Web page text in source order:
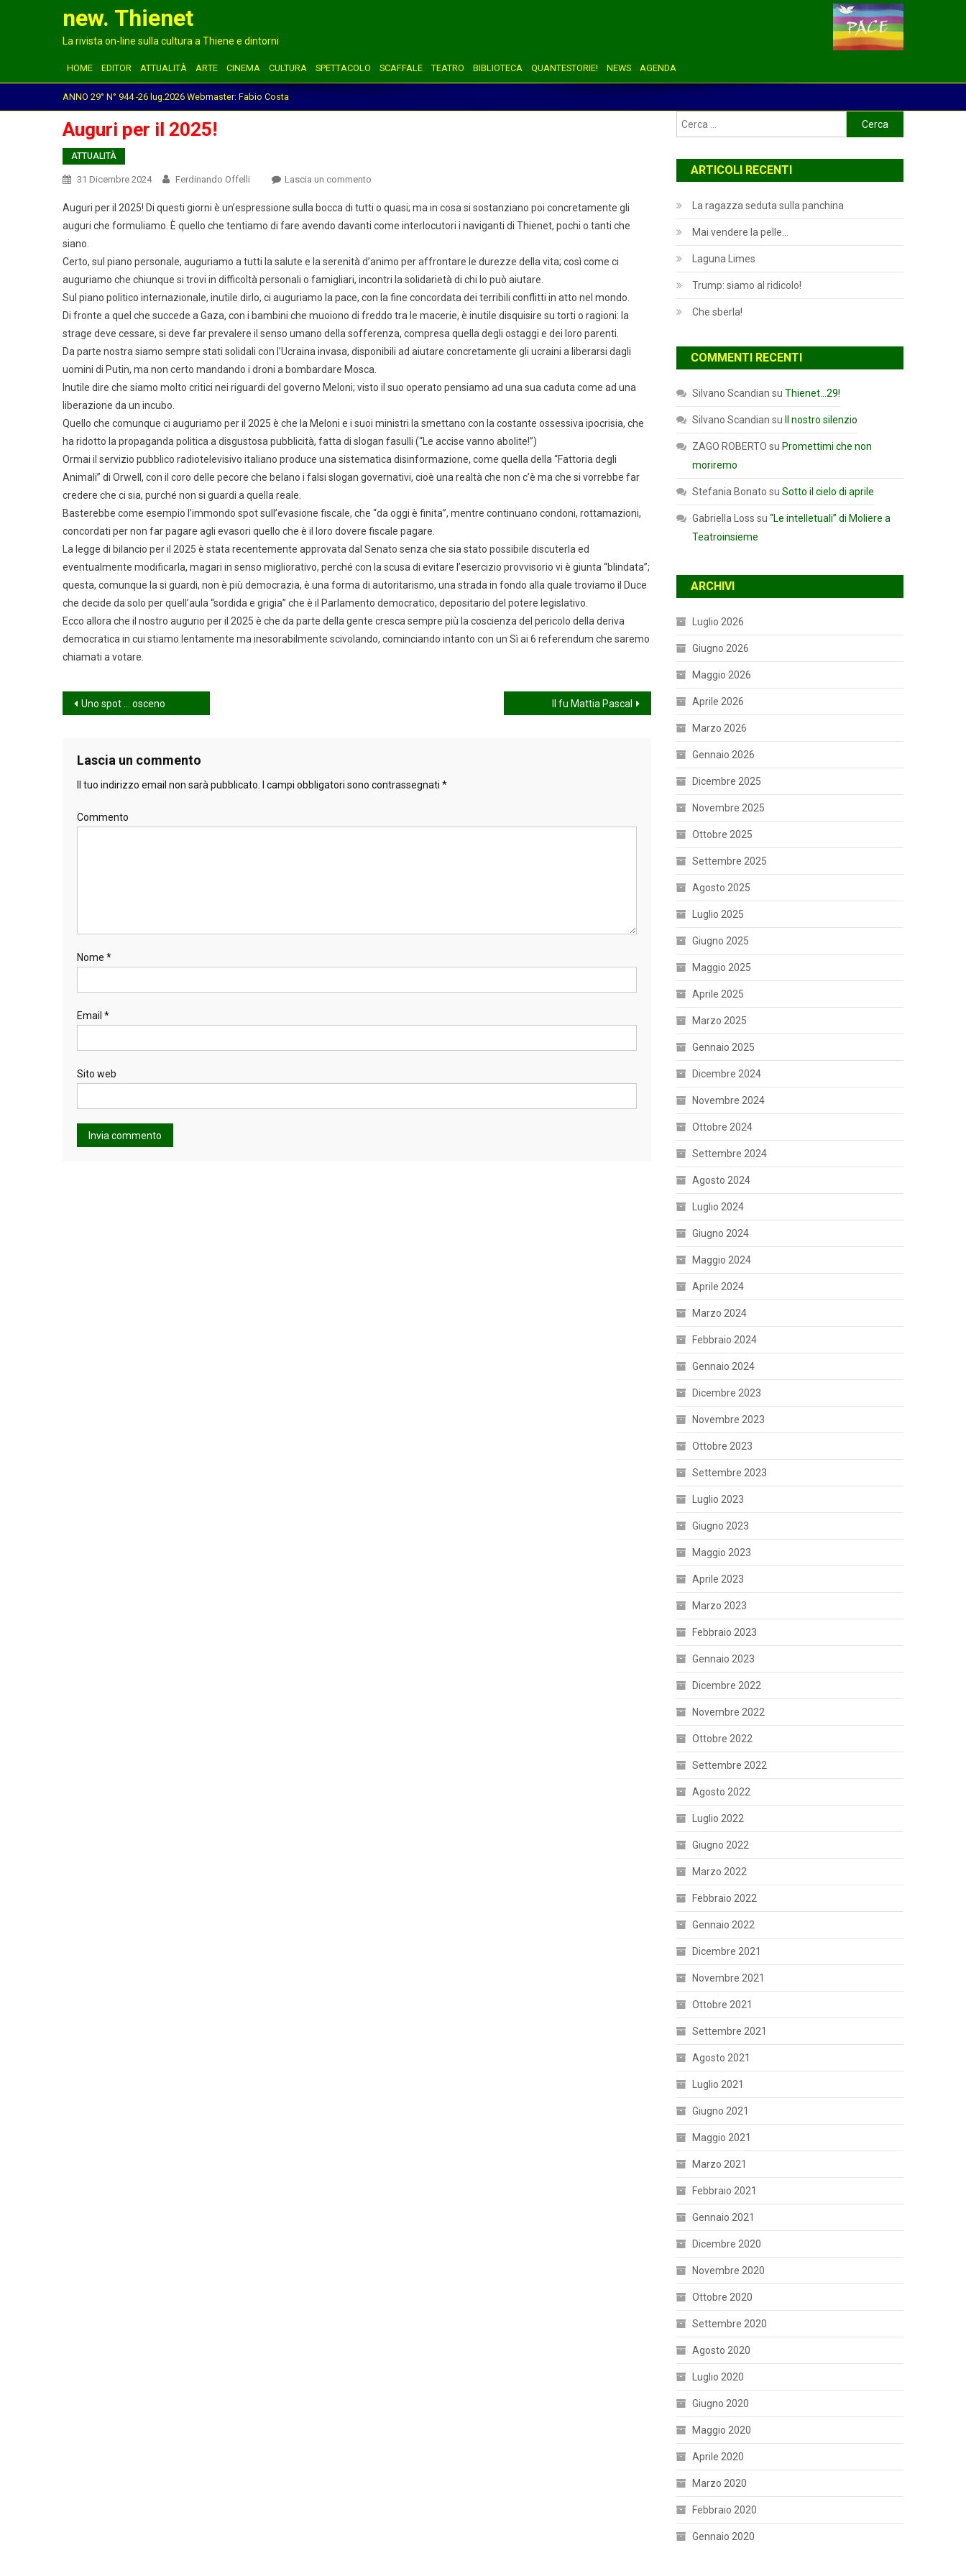
new. Thienet
La rivista on-line sulla cultura a Thiene e dintorni
HOME EDITOR ATTUALITÀ ARTE CINEMA CULTURA SPETTACOLO SCAFFALE TEATRO BIBLIOTECA QUANTESTORIE! NEWS AGENDA
ANNO 29° N° 944 -26 lug.2026 Webmaster: Fabio Costa
Auguri per il 2025!
ATTUALITÀ
31 Dicembre 2024 Ferdinando Offelli Lascia un commento
per
il
Auguri per il 2025! Di questi giorni è un’espressione sulla bocca di tutti o quasi; ma in cosa si sostanziano poi concretamente gli
auguri che formuliamo. È quello che tentiamo di fare avendo davanti come interlocutori i naviganti di Thienet, pochi o tanti che
siano.
Certo, sul piano personale, auguriamo a tutti la salute e la serenità d’animo per affrontare le durezze della vita; così come ci
auguriamo che chiunque si trovi in difficoltà personali o famigliari, incontri la solidarietà di chi lo può aiutare.
Sul piano politico internazionale, inutile dirlo, ci auguriamo la pace, con la fine concordata dei terribili conflitti in atto nel mondo.
Di fronte a quel che succede a Gaza, con i bambini che muoiono di freddo tra le macerie, è inutile disquisire su torti o ragioni: la
strage deve cessare, si deve far prevalere il senso umano della sofferenza, compresa quella degli ostaggi e dei loro parenti.
Da parte nostra siamo sempre stati solidali con l’Ucraina invasa, disponibili ad aiutare concretamente gli ucraini a liberarsi dagli
uomini di Putin, ma non certo mandando i droni a bombardare Mosca.
Inutile dire che siamo molto critici nei riguardi del governo Meloni; visto il suo operato pensiamo ad una sua caduta come ad una
liberazione da un incubo.
Quello che comunque ci auguriamo per il 2025 è che la Meloni e i suoi ministri la smettano con la costante ossessiva ipocrisia, che
ha ridotto la propaganda politica a disgustosa pubblicità, fatta di slogan fasulli (“Le accise vanno abolite!”)
Ormai il servizio pubblico radiotelevisivo italiano produce una sistematica disinformazione, come quella della “Fattoria degli
Animali” di Orwell, con il coro delle pecore che belano i falsi slogan governativi, cioè una realtà che non c’è ma che si vorrebbe far
credere che ci sia, purché non si guardi a quella reale.
Basterebbe come esempio l’immondo spot sull’evasione fiscale, che “da oggi è finita”, mentre continuano condoni, rottamazioni,
concordati per non far pagare agli evasori quello che è il loro dovere fiscale pagare.
La legge di bilancio per il 2025 è stata recentemente approvata dal Senato senza che sia stato possibile discuterla ed
eventualmente modificarla, magari in senso migliorativo, perché con la scusa di evitare l’esercizio provvisorio vi è giunta “blindata”;
questa, comunque la si guardi, non è più democrazia, è una forma di autoritarismo, una strada in fondo alla quale troviamo il Duce
che decide da solo per quell’aula “sordida e grigia” che è il Parlamento democratico, depositario del potere legislativo.
Ecco allora che il nostro augurio per il 2025 è che da parte della gente cresca sempre più la coscienza del pericolo della deriva
democratica in cui stiamo lentamente ma inesorabilmente scivolando, cominciando intanto con un Sì ai 6 referendum che saremo
chiamati a votare.
Navigazione
Uno spot … osceno Il fu Mattia Pascal
Lascia un commento
Il tuo indirizzo email non sarà pubblicato. I campi obbligatori sono contrassegnati *
Commento
Nome *
Email *
Sito web
Ricerca
per:
ARTICOLI RECENTI
La ragazza seduta sulla panchina
Mai vendere la pelle…
Laguna Limes
Trump: siamo al ridicolo!
Che sberla!
COMMENTI RECENTI
Silvano Scandian suThienet…29!
Silvano Scandian su Il nostro silenzio
ZAGO ROBERTO su Promettimi che non
moriremo
Stefania Bonato suSotto il cielo di aprile
Gabriella Loss su“Le intelletuali” di Moliere a
Teatroinsieme
ARCHIVI
Luglio 2026
Giugno 2026
Maggio 2026
Aprile 2026
Marzo 2026
Gennaio 2026
Dicembre 2025
Novembre 2025
Ottobre 2025
Settembre 2025
Agosto 2025
Luglio 2025
Giugno 2025
Maggio 2025
Aprile 2025
Marzo 2025
Gennaio 2025
Dicembre 2024
Novembre 2024
Ottobre 2024
Settembre 2024
Agosto 2024
Luglio 2024
Giugno 2024
Maggio 2024
Aprile 2024
Marzo 2024
Febbraio 2024
Gennaio 2024
Dicembre 2023
Novembre 2023
Ottobre 2023
Settembre 2023
Luglio 2023
Giugno 2023
Maggio 2023
Aprile 2023
Marzo 2023
Febbraio 2023
Gennaio 2023
Dicembre 2022
Novembre 2022
Ottobre 2022
Settembre 2022
Agosto 2022
Luglio 2022
Giugno 2022
Marzo 2022
Febbraio 2022
Gennaio 2022
Dicembre 2021
Novembre 2021
Ottobre 2021
Settembre 2021
Agosto 2021
Luglio 2021
Giugno 2021
Maggio 2021
Marzo 2021
Febbraio 2021
Gennaio 2021
Dicembre 2020
Novembre 2020
Ottobre 2020
Settembre 2020
Agosto 2020
Luglio 2020
Giugno 2020
Maggio 2020
Aprile 2020
Marzo 2020
Febbraio 2020
Gennaio 2020